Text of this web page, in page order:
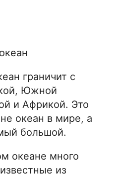
граничит с
Южной
и Африкой. Это
океан в мире, а
большой.
океане много
из